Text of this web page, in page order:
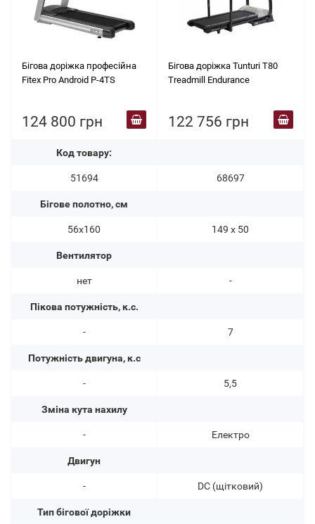
Бігова доріжка професійна
Fitex Pro Android P-4TS
124 800 грн
Код товару:
51694
Бігове полотно, см
56х160
Вентилятор
нет
Пікова потужність, к.с.
-
Потужність двигуна, к.с
-
Зміна кута нахилу
-
Двигун
-
Тип бігової доріжки
Бігова доріжка Tunturi T80
Treadmill Endurance
122 756 грн
68697
149 х 50
-
7
5,5
Електро
DC (щітковий)